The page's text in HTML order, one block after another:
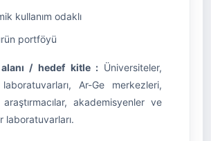
kullanım odaklı
portföyü
alanı / hedef kitle : Üniversiteler,
laboratuvarları, Ar-Ge merkezleri,
akademisyenler ve
laboratuvarları.